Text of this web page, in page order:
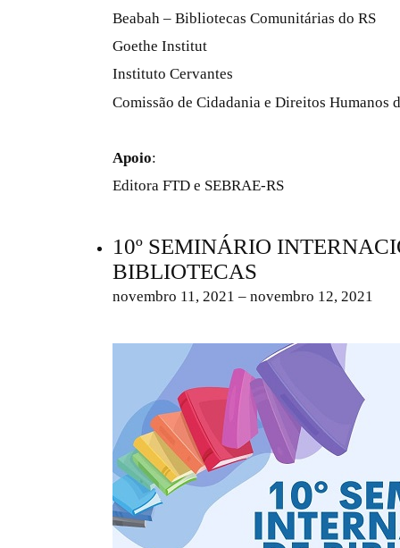
Beabah – Bibliotecas Comunitárias do RS
Goethe Institut
Instituto Cervantes
Comissão de Cidadania e Direitos Humanos
Apoio:
Editora FTD e SEBRAE-RS
10º SEMINÁRIO
BIBLIOTECAS
novembro 11, 2021 – novembro 12, 2021